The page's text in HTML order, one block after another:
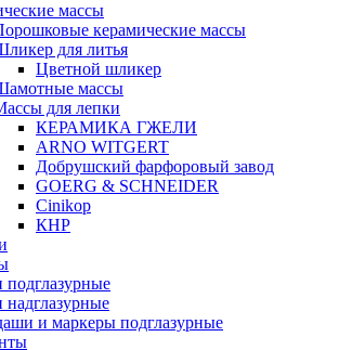
массы
керамические массы
для литья
Цветной шликер
массы
для лепки
КЕРАМИКА ГЖЕЛИ
ARNO WITGERT
Добрушский фарфоровый завод
GOERG & SCHNEIDER
Cinikop
КНР
подглазурные
надглазурные
и маркеры подглазурные